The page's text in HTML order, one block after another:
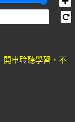
開車聆聽學習，不